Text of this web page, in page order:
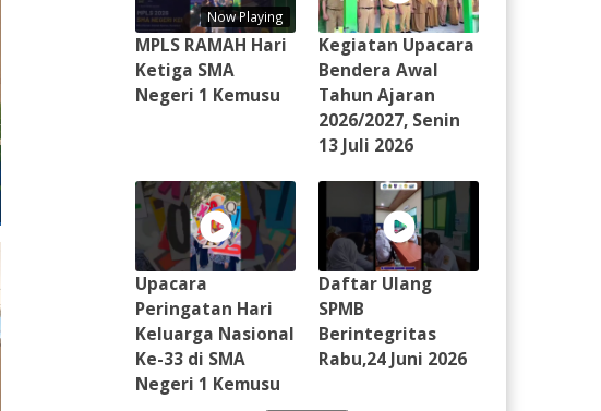
Now Playing
MPLS RAMAH Hari
Ketiga SMA
Negeri 1 Kemusu
Kegiatan Upacara
Bendera Awal
Tahun Ajaran
2026/2027, Senin
13 Juli 2026
Upacara
Peringatan Hari
Keluarga Nasional
Ke-33 di SMA
Negeri 1 Kemusu
Daftar Ulang
SPMB
Berintegritas
Rabu,24 Juni 2026